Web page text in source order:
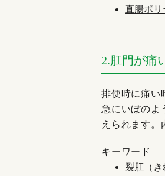
直腸ポリ
2.肛門が痛
排便時に痛い
急にいぼのよ
えられます。
キーワード
裂肛（き